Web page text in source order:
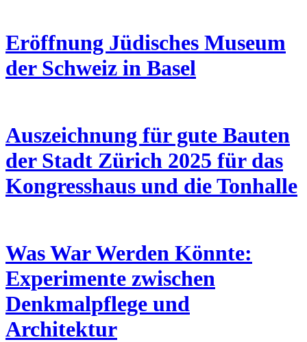
Eröffnung Jüdisches Museum
der Schweiz in Basel
Auszeichnung für gute Bauten
der Stadt Zürich 2025 für das
Kongresshaus und die Tonhalle
Was War Werden Könnte:
Experimente zwischen
Denkmalpflege und
Architektur